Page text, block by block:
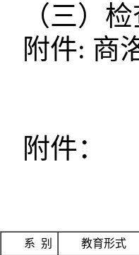
（三）
附件: 商
附件：
系 别 教育形式